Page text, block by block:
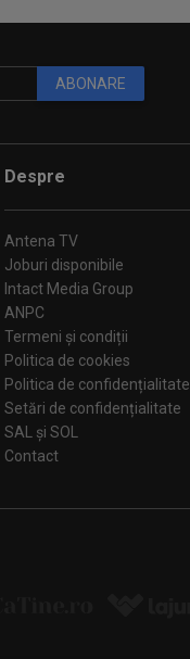
ABONARE
Despre
Antena TV
Joburi disponibile
Intact Media Group
ANPC
Termeni și condiții
Politica de cookies
Politica de confidențialitate
Setări de confidențialitate
SAL și SOL
Contact